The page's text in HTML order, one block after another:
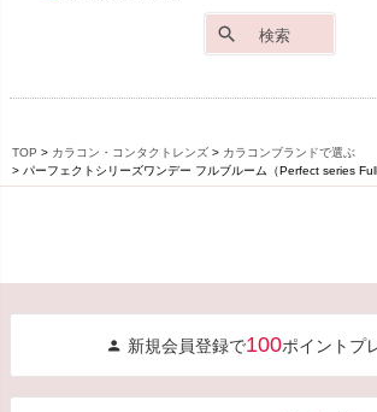
検索
TOP カラコン・コンタクトレンズ
カラコンブランドで選ぶ
パーフェクトシリーズワンデー フルブルーム（Perfect series
新規会員登録で100ポイントプ